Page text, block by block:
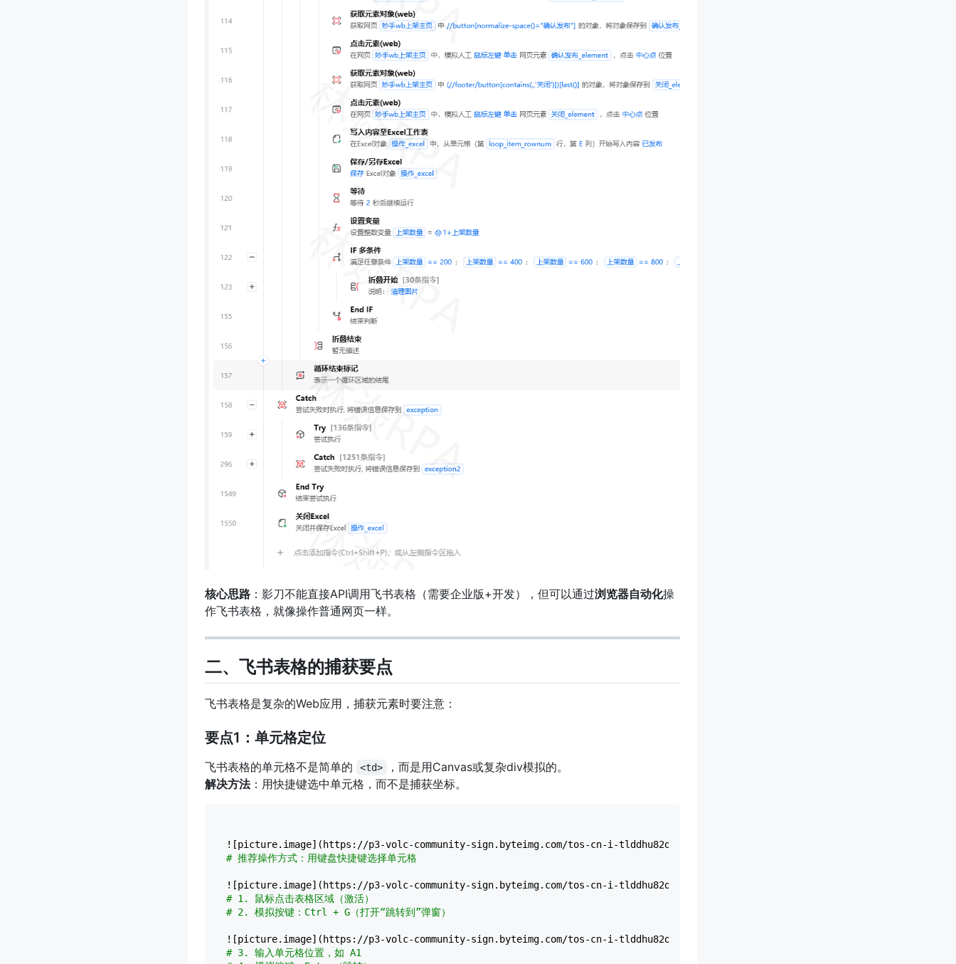
核心思路 ：影刀不能直接API调用飞书表格（需要企业版+开发），但可以通过浏览器自动化操
作飞书表格，就像操作普通网页一样。
二、飞书表格的捕获要点
飞书表格是复杂的Web应用，捕获元素时要注意：
要点1：单元格定位
飞书表格的单元格不是简单的 <td>
，而是用Canvas或复杂div模拟的。
解决方法：用快捷键选中单元格，而不是捕获坐标。
![picture.image](https://p3-volc-community-sign.byteimg.com/tos-cn-i-tlddhu82om/74d61811b3f24ce59b617a790cd0fd23~tplv-tlddhu82om-
# 推荐操作方式：用键盘快捷键选择单元格
![picture.image](https://p3-volc-community-sign.byteimg.com/tos-cn-i-tlddhu82om/68b3fee2d85f4f4fac679e5dde8d8120~tplv-tlddhu82om-
# 1. 鼠标点击表格区域（激活）
# 2. 模拟按键：Ctrl + G（打开“跳转到”弹窗）
![picture.image](https://p3-volc-community-sign.byteimg.com/tos-cn-i-tlddhu82om/34456112dd884ff3ab906e502d20073b~tplv-tlddhu82om-
# 3. 输入单元格位置，如 A1